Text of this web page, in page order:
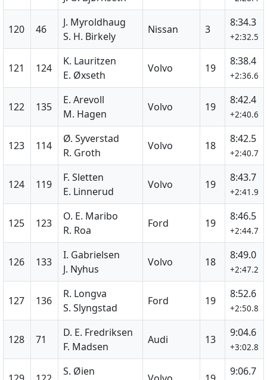
120 46
J. Myroldhaug
S. H. Birkely
Nissan 3
8:34.3
+2:32.5
121 124
K. Lauritzen
E. Øxseth
Volvo 19
8:38.4
+2:36.6
122 135
E. Arevoll
M. Hagen
Volvo 19
8:42.4
+2:40.6
123 114
Ø. Syverstad
R. Groth
Volvo 18
8:42.5
+2:40.7
124 119
F. Sletten
E. Linnerud
Volvo 19
8:43.7
+2:41.9
125 123
O. E. Maribo
R. Roa
Ford 19
8:46.5
+2:44.7
126 133
I. Gabrielsen
J. Nyhus
Volvo 18
8:49.0
+2:47.2
127 136
R. Longva
S. Slyngstad
Ford 19
8:52.6
+2:50.8
128 71
D. E. Fredriksen
F. Madsen
Audi 13
9:04.6
+3:02.8
S. Øien
9:06.7